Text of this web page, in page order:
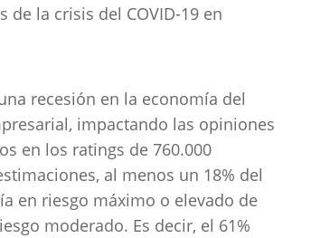
de la crisis del COVID-19 en
recesión en la economía del
impactando las opiniones
en los ratings de 760.000
al menos un 18% del
en riesgo máximo o elevado de
moderado. Es decir, el 61%